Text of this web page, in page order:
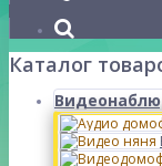
Каталог